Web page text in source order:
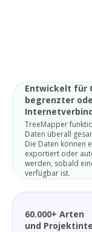
Entwickelt für
begrenzter
TreeMapper
Daten überall
Die Daten können
exportiert oder
werden, sobald
verfügbar ist.
60.000+ Arten
und